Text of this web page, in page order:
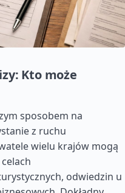
Kto może
sposobem na
z ruchu
wielu krajów mogą
odwiedzin u